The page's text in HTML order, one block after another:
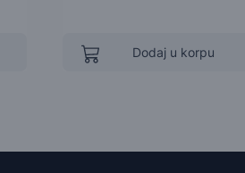
Dodaj u korpu